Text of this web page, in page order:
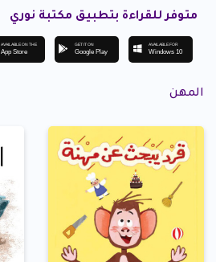
متوفر للقراءة بتطبيق مكتبة نوري
AVAILABLE ON THE
App Store
GET IT ON
Google Play
AVAILABLE FOR
Windows 10
المهن